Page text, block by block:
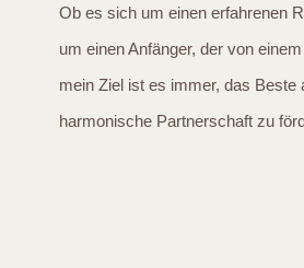
Ob es sich um einen erfahrenen
um einen Anfänger, der von
mein Ziel ist es immer, das Beste
harmonische Partnerschaft zu